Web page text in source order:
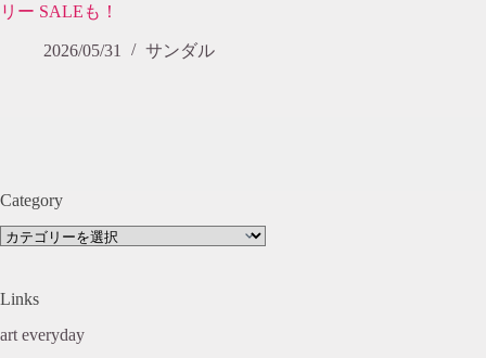
リー SALEも！
2026/05/31 サンダル
Category
Category
Links
art everyday